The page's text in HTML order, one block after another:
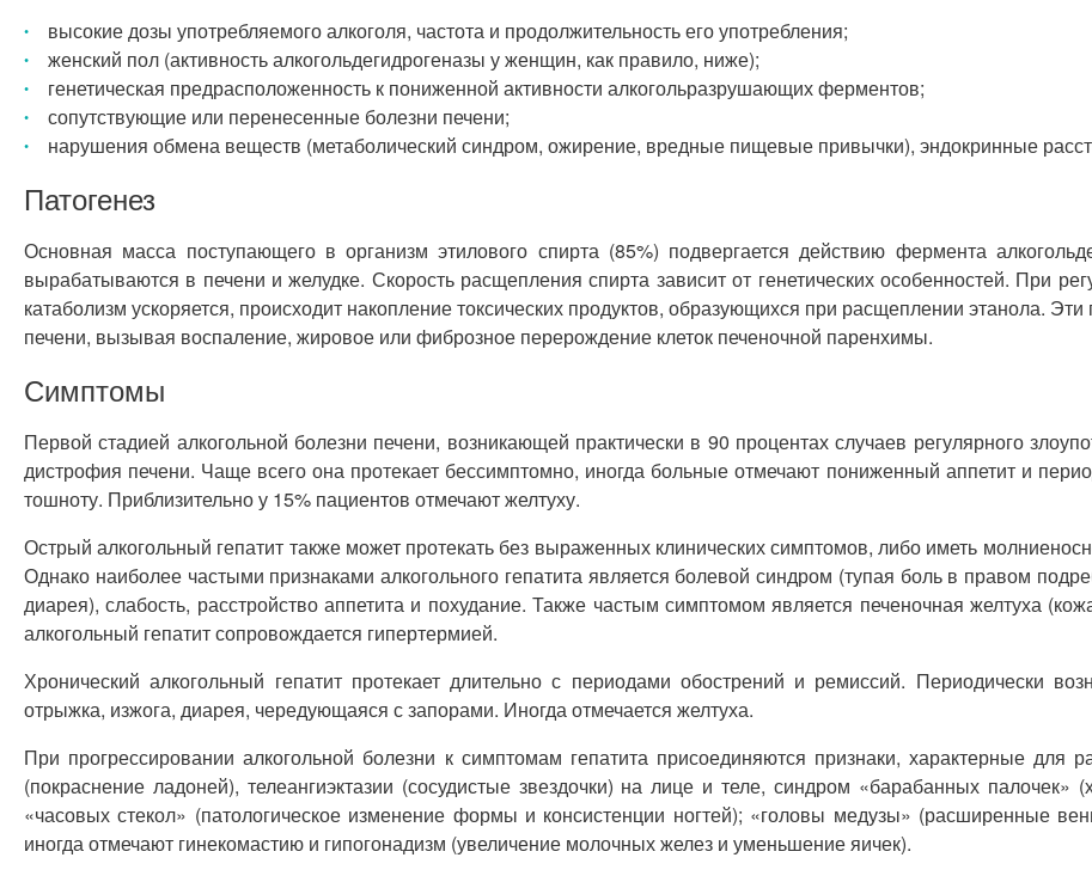
высокие дозы употребляемого алкоголя, частота и продолжительность его употребления;
женский пол (активность алкогольдегидрогеназы у женщин, как правило, ниже);
генетическая предрасположенность к пониженной активности алкогольразрушающих ферментов;
сопутствующие или перенесенные болезни печени;
нарушения обмена веществ (метаболический синдром, ожирение, вредные пищевые привычки), эндокринные
Патогенез
Основная масса поступающего в организм этилового спирта (85%) подвергается действию фермента
вырабатываются в печени и желудке. Скорость расщепления спирта зависит от генетических особенностей. При
катаболизм ускоряется, происходит накопление токсических продуктов, образующихся при расщеплении этанола.
печени, вызывая воспаление, жировое или фиброзное перерождение клеток печеночной паренхимы.
Симптомы
Первой стадией алкогольной болезни печени, возникающей практически в 90 процентах случаев регулярного
дистрофия печени. Чаще всего она протекает бессимптомно, иногда больные отмечают пониженный аппетит и
тошноту. Приблизительно у 15% пациентов отмечают желтуху.
Острый алкогольный гепатит также может протекать без выраженных клинических симптомов, либо иметь
Однако наиболее частыми признаками алкогольного гепатита является болевой синдром (тупая боль в правом
диарея), слабость, расстройство аппетита и похудание. Также частым симптомом является печеночная желтуха
алкогольный гепатит сопровождается гипертермией.
Хронический алкогольный гепатит протекает длительно с периодами обострений и ремиссий. Периодически
отрыжка, изжога, диарея, чередующаяся с запорами. Иногда отмечается желтуха.
При прогрессировании алкогольной болезни к симптомам гепатита присоединяются признаки, характерные для
(покраснение ладоней), телеангиэктазии (сосудистые звездочки) на лице и теле, синдром «барабанных
«часовых стекол» (патологическое изменение формы и консистенции ногтей); «головы медузы» (расширенные
иногда отмечают гинекомастию и гипогонадизм (увеличение молочных желез и уменьшение яичек).